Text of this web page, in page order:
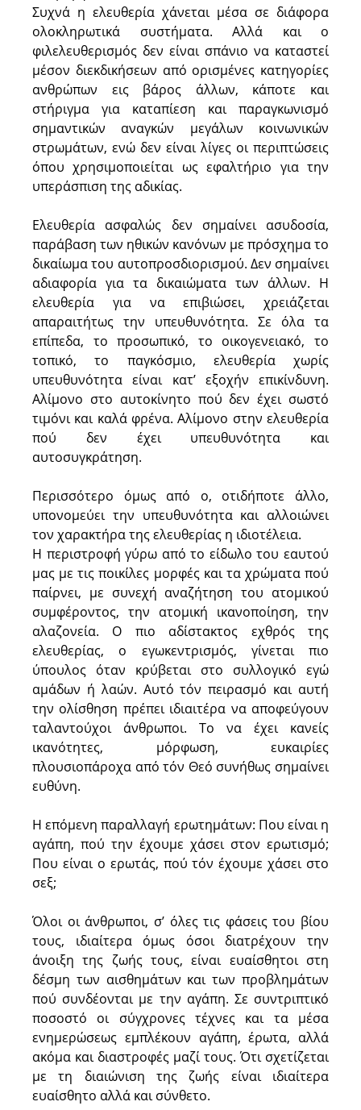
Συχνά η ελευθερία χάνεται μέσα σε διάφορα
ολοκληρωτικά συστήματα. Αλλά και ο
φιλελευθερισμός δεν είναι σπάνιο να καταστεί
μέσον διεκδικήσεων από ορισμένες κατηγορίες
ανθρώπων εις βάρος άλλων, κάποτε και
στήριγμα για καταπίεση και παραγκωνισμό
σημαντικών αναγκών μεγάλων κοινωνικών
στρωμάτων, ενώ δεν είναι λίγες οι περιπτώσεις
όπου χρησιμοποιείται ως εφαλτήριο για την
υπεράσπιση της αδικίας.
Ελευθερία ασφαλώς δεν σημαίνει ασυδοσία,
παράβαση των ηθικών κανόνων με πρόσχημα το
δικαίωμα του αυτοπροσδιορισμού. Δεν σημαίνει
αδιαφορία για τα δικαιώματα των άλλων. Η
ελευθερία για να επιβιώσει, χρειάζεται
απαραιτήτως την υπευθυνότητα. Σε όλα τα
επίπεδα, το προσωπικό, το οικογενειακό, το
τοπικό, το παγκόσμιο, ελευθερία χωρίς
υπευθυνότητα είναι κατ’ εξοχήν επικίνδυνη.
Αλίμονο στο αυτοκίνητο πού δεν έχει σωστό
τιμόνι και καλά φρένα. Αλίμονο στην ελευθερία
πού δεν έχει υπευθυνότητα και
αυτοσυγκράτηση.
Περισσότερο όμως από ο, οτιδήποτε άλλο,
υπονομεύει την υπευθυνότητα και αλλοιώνει
τον χαρακτήρα της ελευθερίας η ιδιοτέλεια.
Η περιστροφή γύρω από το είδωλο του εαυτού
μας με τις ποικίλες μορφές και τα χρώματα πού
παίρνει, με συνεχή αναζήτηση του ατομικού
συμφέροντος, την ατομική ικανοποίηση, την
αλαζονεία. Ο πιο αδίστακτος εχθρός της
ελευθερίας, ο εγωκεντρισμός, γίνεται πιο
ύπουλος όταν κρύβεται στο συλλογικό εγώ
αμάδων ή λαών. Αυτό τόν πειρασμό και αυτή
την ολίσθηση πρέπει ιδιαιτέρα να αποφεύγουν
ταλαντούχοι άνθρωποι. Το να έχει κανείς
ικανότητες, μόρφωση, ευκαιρίες
πλουσιοπάροχα από τόν Θεό συνήθως σημαίνει
ευθύνη.
Η επόμενη παραλλαγή ερωτημάτων: Που είναι η
αγάπη, πού την έχουμε χάσει στον ερωτισμό;
Που είναι ο ερωτάς, πού τόν έχουμε χάσει στο
σεξ;
Όλοι οι άνθρωποι, σ’ όλες τις φάσεις του βίου
τους, ιδιαίτερα όμως όσοι διατρέχουν την
άνοιξη της ζωής τους, είναι ευαίσθητοι στη
δέσμη των αισθημάτων και των προβλημάτων
πού συνδέονται με την αγάπη. Σε συντριπτικό
ποσοστό οι σύγχρονες τέχνες και τα μέσα
ενημερώσεως εμπλέκουν αγάπη, έρωτα, αλλά
ακόμα και διαστροφές μαζί τους. Ότι σχετίζεται
με τη διαιώνιση της ζωής είναι ιδιαίτερα
ευαίσθητο αλλά και σύνθετο.